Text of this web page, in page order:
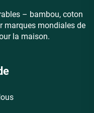
– bambou, coton
marques mondiales de
la maison.